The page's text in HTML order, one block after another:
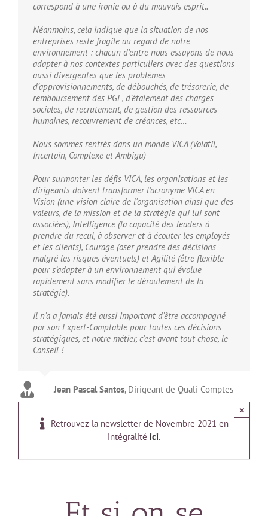
correspond à une ironie ou à du mauvais esprit..
Néanmoins, cela indique que la situation de nos
entreprises reste fragile au regard de notre
environnement : chacun d’entre nous essayons de nous
adapter à nos contextes particuliers avec des questions
aussi divergentes que les problèmes
d’approvisionnements, de débouchés, de trésorerie, de
remboursement des PGE, d’étalement des charges
sociales, de recrutement, de gestion des ressources
humaines, recouvrement de créances, etc…
Nous sommes rentrés dans un monde VICA (Volatil,
Incertain, Complexe et Ambigu)
Pour surmonter les défis VICA, les organisations et les
dirigeants doivent transformer l’acronyme VICA en
Vision (une vision claire de l’organisation ainsi que des
valeurs, de la mission et de la stratégie qui lui sont
associées), Intelligence (la capacité des leaders à
prendre du recul, à observer et à écouter les employés
et les clients), Courage (oser prendre des décisions
malgré les risques éventuels) et Agilité (être flexible
pour s’adapter à un environnement qui évolue
rapidement sans modifier le déroulement de la
stratégie).
Il n’a a jamais été aussi important d’être accompagné
par son Expert-Comptable pour toutes ces décisions
stratégiques, et notre métier, c’est avant tout chose, le
Conseil !
Jean Pascal Santos, Dirigeant de Quali-Comptes
Retrouvez la newsletter de Novembre 2021 en
intégralité ici.
×